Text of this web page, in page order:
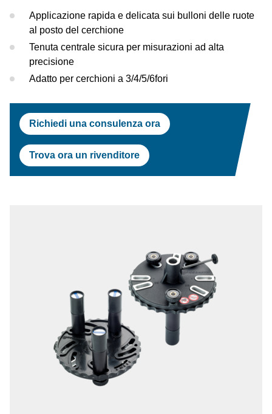
Applicazione rapida e delicata sui bulloni delle ruote
al posto del cerchione
Tenuta centrale sicura per misurazioni ad alta
precisione
Adatto per cerchioni a 3/4/5/6fori
Richiedi una consulenza ora
Trova ora un rivenditore
Centrafari
Equilibratrici
Omologazioni OEM
Jaguar Land Rover
Tesla
Maserati
Equilibratrici
Smontagomme